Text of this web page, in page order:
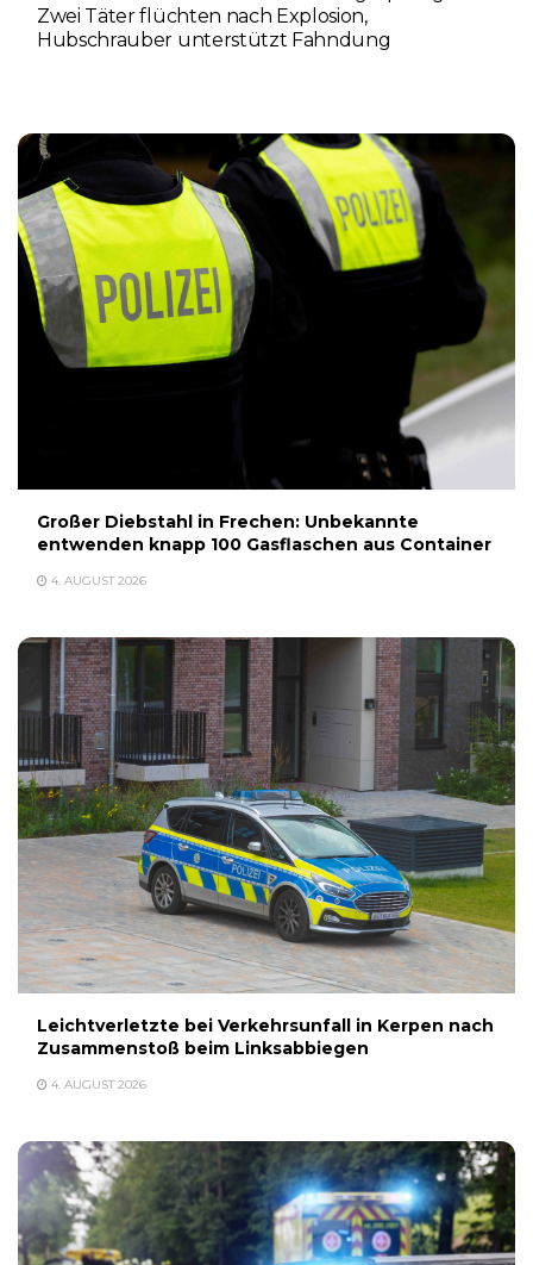
Zwei Täter flüchten nach Explosion,
Hubschrauber unterstützt Fahndung
Großer Diebstahl in Frechen: Unbekannte
entwenden knapp 100 Gasflaschen aus Container
4. AUGUST 2026
Leichtverletzte bei Verkehrsunfall in Kerpen nach
Zusammenstoß beim Linksabbiegen
4. AUGUST 2026